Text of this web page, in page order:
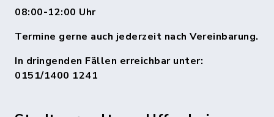
08:00-12:00 Uhr
Termine gerne auch jederzeit nach Vereinbarung.
In dringenden Fällen erreichbar unter:
0151/1400 1241